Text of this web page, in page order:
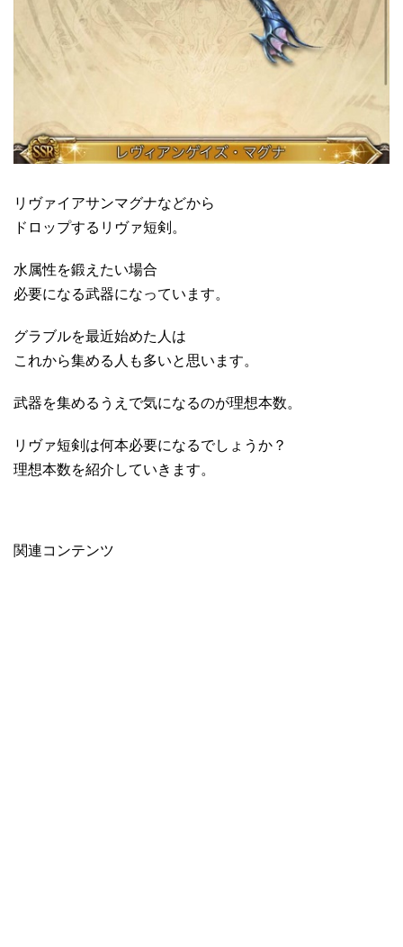
リヴァイアサンマグナなどから
ドロップするリヴァ短剣。
水属性を鍛えたい場合
必要になる武器になっています。
グラブルを最近始めた人は
これから集める人も多いと思います。
武器を集めるうえで気になるのが理想本数。
リヴァ短剣は何本必要になるでしょうか？
理想本数を紹介していきます。
関連コンテンツ